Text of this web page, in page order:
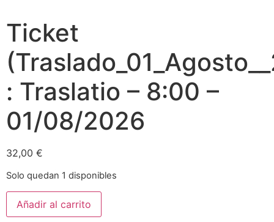
Ticket
: Traslatio – 8:00 –
01/08/2026
32,00 €
Solo quedan 1 disponibles
Añadir al carrito